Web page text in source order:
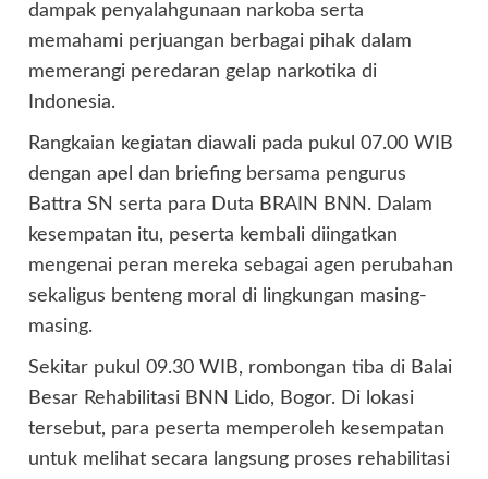
dampak penyalahgunaan narkoba serta
memahami perjuangan berbagai pihak dalam
memerangi peredaran gelap narkotika di
Indonesia.
Rangkaian kegiatan diawali pada pukul 07.00 WIB
dengan apel dan briefing bersama pengurus
Battra SN serta para Duta BRAIN BNN. Dalam
kesempatan itu, peserta kembali diingatkan
mengenai peran mereka sebagai agen perubahan
sekaligus benteng moral di lingkungan masing-
masing.
Sekitar pukul 09.30 WIB, rombongan tiba di Balai
Besar Rehabilitasi BNN Lido, Bogor. Di lokasi
tersebut, para peserta memperoleh kesempatan
untuk melihat secara langsung proses rehabilitasi